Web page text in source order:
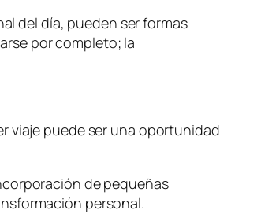
del día, pueden ser formas
por completo; la
viaje puede ser una oportunidad
de pequeñas
personal.